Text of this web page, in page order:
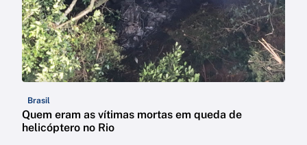
Brasil
Quem eram as vítimas mortas em queda de
helicóptero no Rio